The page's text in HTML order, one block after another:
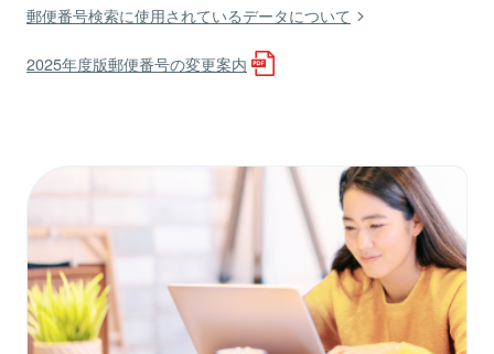
郵便番号検索に使用されているデータについて
2025年度版郵便番号の変更案内